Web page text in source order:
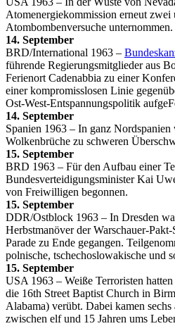
Atomenergiekommission erneut zwei
Atombombenversuche unternommen.
14. September
BRD/International 1963 –
führende Regierungsmitglieder aus
Ferienort Cadenabbia zu einer
einer kompromisslosen Linie
Ost-West-Entspannungspolitik
14. September
Spanien 1963 – In ganz Nordspanien
Wolkenbrüche zu schweren
15. September
BRD 1963 – Für den Aufbau einer
Bundesverteidigungsminister Kai
von Freiwilligen begonnen.
15. September
DDR/Ostblock 1963 – In Dresden
Herbstmanöver der Warschauer-
Parade zu Ende gegangen.
polnische, tschechoslowakische und
15. September
USA 1963 – Weiße Terroristen
die 16th Street Baptist Church in
Alabama) verübt. Dabei kamen
zwischen elf und 15 Jahren ums